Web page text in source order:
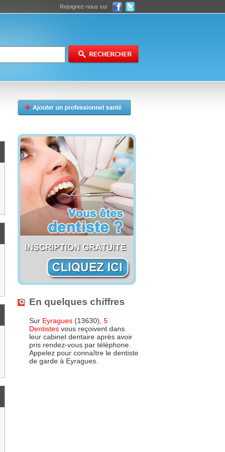
Rejoignez-nous sur
En quelques chiffres
Sur Eyragues (13630), 5
Dentistes vous reçoivent dans
leur cabinet dentaire après avoir
pris rendez-vous par téléphone.
Appelez pour connaître le dentiste
de garde à Eyragues.